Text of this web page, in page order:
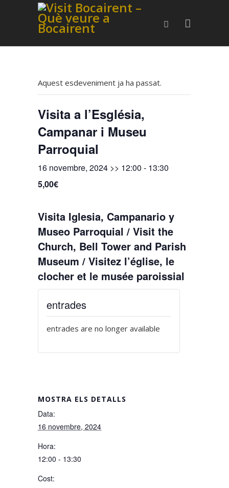
Aquest esdeveniment ja ha passat.
Visita a l’Església,
Campanar i Museu
Parroquial
16 novembre, 2024 >> 12:00 - 13:30
5,00€
Visita Iglesia, Campanario y
Museo Parroquial / Visit the
Church, Bell Tower and Parish
Museum / Visitez l’église, le
clocher et le musée paroissial
MOSTRA ELS DETALLS
Data:
16 novembre, 2024
Hora:
12:00 - 13:30
Cost:
entrades
entrades are no longer available